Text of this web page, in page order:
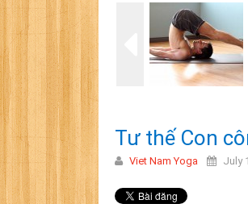
Tư thế Con
Viet Nam Yoga July